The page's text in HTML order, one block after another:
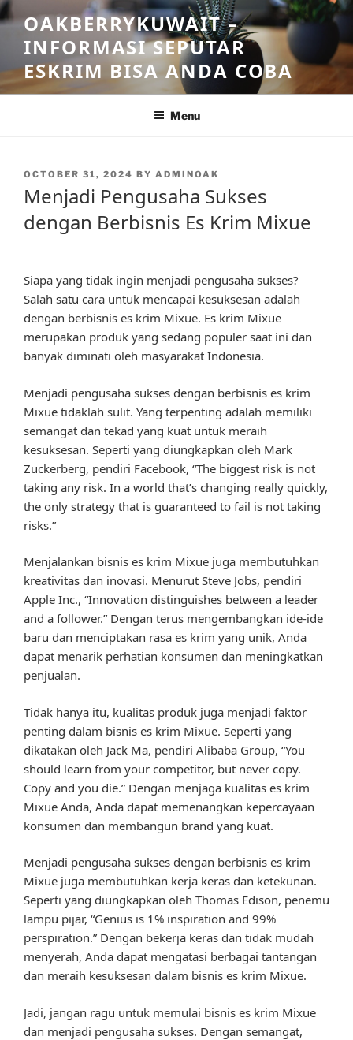
Skip
to
content
OAKBERRYKUWAIT –
INFORMASI SEPUTAR
ESKRIM BISA ANDA COBA
Menu
POSTED
OCTOBER 31, 2024 BY ADMINOAK
Menjadi Pengusaha Sukses
dengan Berbisnis Es Krim Mixue
Siapa yang tidak ingin menjadi pengusaha sukses?
Salah satu cara untuk mencapai kesuksesan adalah
dengan berbisnis es krim Mixue. Es krim Mixue
merupakan produk yang sedang populer saat ini dan
banyak diminati oleh masyarakat Indonesia.
Menjadi pengusaha sukses dengan berbisnis es krim
Mixue tidaklah sulit. Yang terpenting adalah memiliki
semangat dan tekad yang kuat untuk meraih
kesuksesan. Seperti yang diungkapkan oleh Mark
Zuckerberg, pendiri Facebook, “The biggest risk is not
taking any risk. In a world that’s changing really quickly,
the only strategy that is guaranteed to fail is not taking
risks.”
Menjalankan bisnis es krim Mixue juga membutuhkan
kreativitas dan inovasi. Menurut Steve Jobs, pendiri
Apple Inc., “Innovation distinguishes between a leader
and a follower.” Dengan terus mengembangkan ide-ide
baru dan menciptakan rasa es krim yang unik, Anda
dapat menarik perhatian konsumen dan meningkatkan
penjualan.
Tidak hanya itu, kualitas produk juga menjadi faktor
penting dalam bisnis es krim Mixue. Seperti yang
dikatakan oleh Jack Ma, pendiri Alibaba Group, “You
should learn from your competitor, but never copy.
Copy and you die.” Dengan menjaga kualitas es krim
Mixue Anda, Anda dapat memenangkan kepercayaan
konsumen dan membangun brand yang kuat.
Menjadi pengusaha sukses dengan berbisnis es krim
Mixue juga membutuhkan kerja keras dan ketekunan.
Seperti yang diungkapkan oleh Thomas Edison, penemu
lampu pijar, “Genius is 1% inspiration and 99%
perspiration.” Dengan bekerja keras dan tidak mudah
menyerah, Anda dapat mengatasi berbagai tantangan
dan meraih kesuksesan dalam bisnis es krim Mixue.
Jadi, jangan ragu untuk memulai bisnis es krim Mixue
dan menjadi pengusaha sukses. Dengan semangat,